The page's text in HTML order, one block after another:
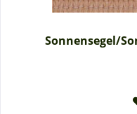
Sonnensegel/